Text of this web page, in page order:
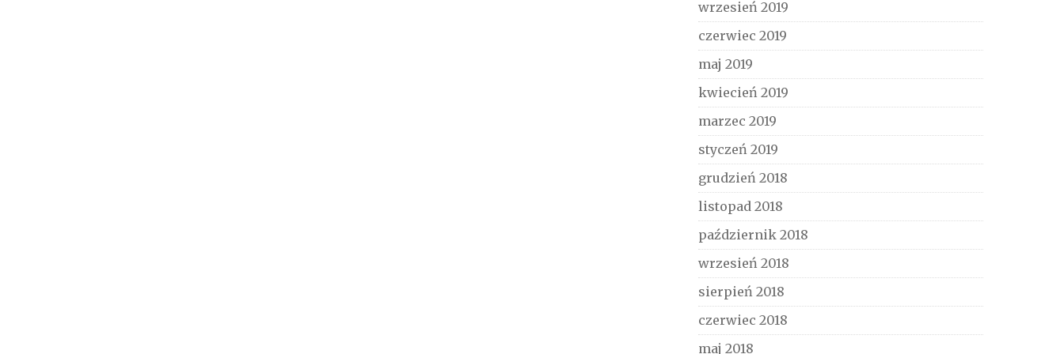
wrzesień 2019
czerwiec 2019
maj 2019
kwiecień 2019
marzec 2019
styczeń 2019
grudzień 2018
listopad 2018
październik 2018
wrzesień 2018
sierpień 2018
czerwiec 2018
maj 2018